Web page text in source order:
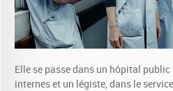
Elle se passe dans un hôpital
internes et un légiste, dans le